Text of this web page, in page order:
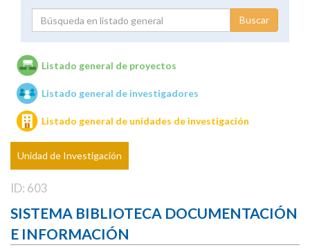
Unidades de investigación
Listado general de proyectos
Listado general de investigadores
Listado general de unidades de investigación
Unidad de Investigación
ID: 603
SISTEMA BIBLIOTECA DOCUMENTACIÓN
E INFORMACIÓN